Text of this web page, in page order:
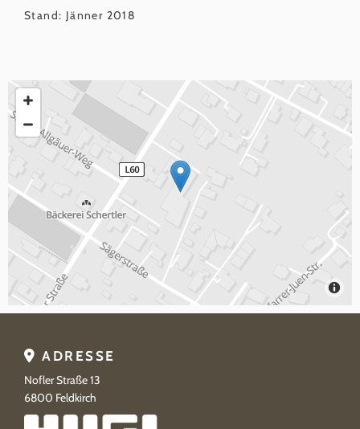
Stand: Jänner 2018
 ADRESSE
Nofler Straße 13
6800 Feldkirch